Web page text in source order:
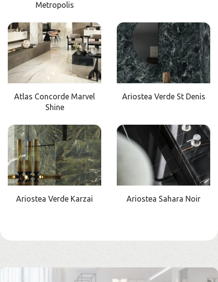
Metropolis
Atlas Concorde Marvel
Shine
Ariostea Verde St Denis
Ariostea Verde Karzai Ariostea Sahara Noir